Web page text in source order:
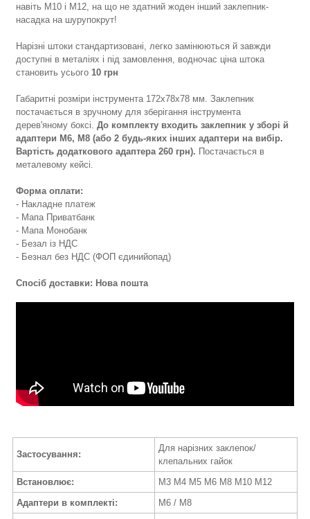
навіть М10 і М12, на що не здатний жоден інший заклепник-
насадка на шурупокрут!
Нарізні штоки стандартизовані, легко замінюються й завжди
доступні в металіях і під замовлення, водночас ціна штока
становить усього 10 грн
Габаритні розміри інструмента 172х78х78 мм. Заклепник
постачається в зручному для зберігання інструмента
дерев'яному боксі. До комплекту входить заклепник у зборі й
адаптери М6, М8 (або 2 будь-яких інших адаптери на вибір.
Вартість додаткового адаптера 260 грн). Постачається в
металевому кейсі.
Форма оплати:
- Накладне платеж
- Мапа Приватбанк
- Мапа Монобанк
- Безал із НДС
- Безнал без НДС (ФОП єдинийопад)
Спосіб доставки: Нова пошта
Застосування:
Для нарізних заклепок/
клепальних гайок
Встановлює:
М3 М4 М5 М6 М8 М10 М12
Адаптери в комплекті:
М6 / М8